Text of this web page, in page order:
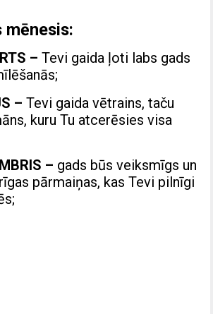
mēnesis:
–Tevi gaida ļoti labs gads
–Tevi gaida vētrains, taču
kuru Tu atcerēsies visa
– gads būs veiksmīgs un
pārmaiņas, kas Tevi pilnīgi